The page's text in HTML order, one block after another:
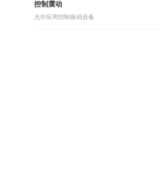
控制震动
允许应用控制振动设备